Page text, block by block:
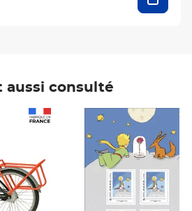
aussi consulté
Prix 6,25€ HT